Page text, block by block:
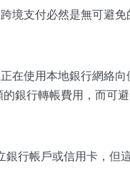
境支付必然是無可避
在使用本地銀行網絡
銀行轉帳費用，而可
行帳戶或信用卡，但